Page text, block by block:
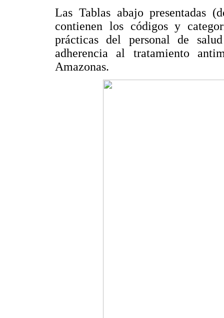
Las Tablas abajo presentadas
contienen los códigos y
prácticas del personal de
adherencia al tratamiento
Amazonas.